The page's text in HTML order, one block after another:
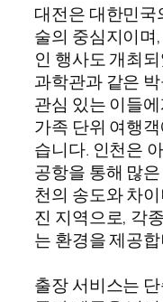
대전은 대한민국
술의 중심지이며
인 행사도 개최
과학관과 같은
관심 있는 이들
가족 단위 여행
습니다. 인천은
공항을 통해 많
천의 송도와 차
진 지역으로, 각
는 환경을 제공
출장 서비스는